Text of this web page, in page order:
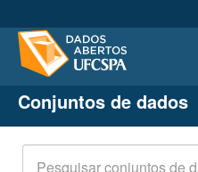
Conjuntos de dados
Organizações
Grupos
Conjuntos de dados